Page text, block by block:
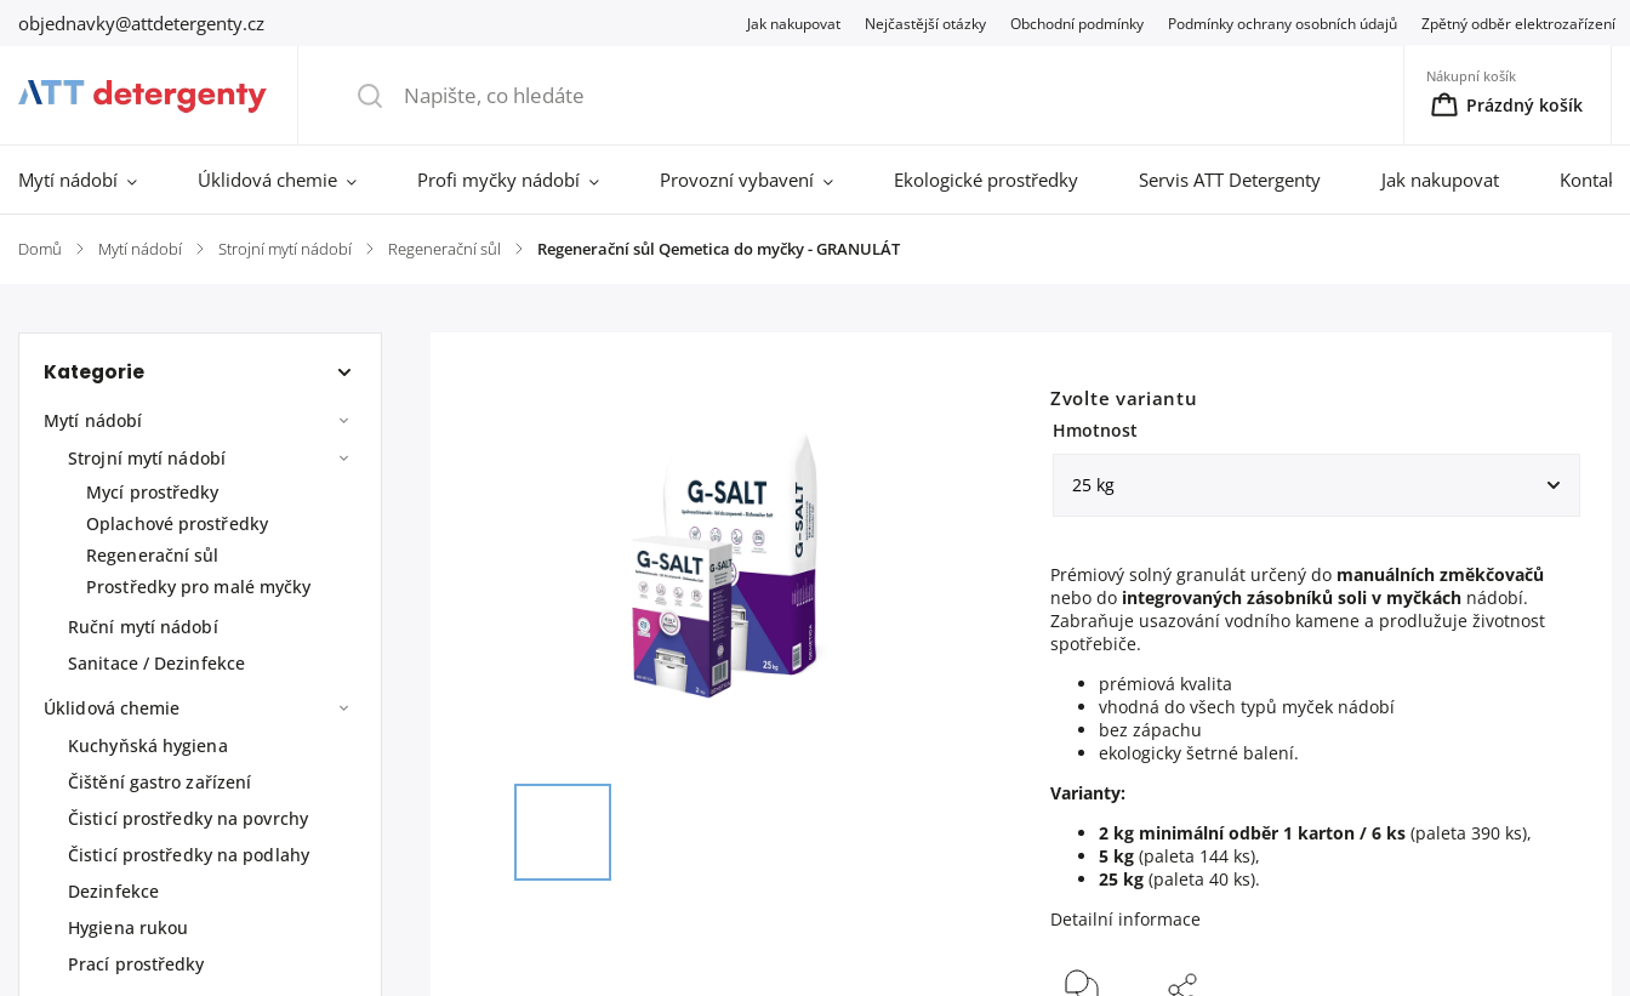
objednavky@attdetergenty.cz Jak nakupovat Nejčastější otázky Obchodní podmínky Podmínky ochrany osobních údajů Zpětný odběr elektrozařízení
Nákupní košík
Prázdný košík
Mytí nádobí Úklidová chemie Profi myčky nádobí Provozní vybavení Ekologické prostředky Servis ATT Detergenty Jak nakupovat
Domů / Mytí nádobí / Strojní mytí nádobí / Regenerační sůl / Regenerační sůl Qemetica do myčky - GRANULÁT
Kategorie
Mytí nádobí
Strojní mytí nádobí
Mycí prostředky
Oplachové prostředky
Regenerační sůl
Prostředky pro malé myčky
Ruční mytí nádobí
Sanitace / Dezinfekce
Úklidová chemie
Kuchyňská hygiena
Čištění gastro zařízení
Čisticí prostředky na povrchy
Čisticí prostředky na podlahy
Dezinfekce
Hygiena rukou
Prací prostředky
Zvolte variantu
Hmotnost
Prémiový solný granulát určený do manuálních změkčovačů
nebo do integrovaných zásobníků soli v myčkách nádobí.
Zabraňuje usazování vodního kamene a prodlužuje životnost
spotřebiče.
prémiová kvalita
vhodná do všech typů myček nádobí
bez zápachu
ekologicky šetrné balení.
Varianty:
2 kg minimální odběr 1 karton / 6 ks (paleta 390 ks),
5 kg (paleta 144 ks),
25 kg (paleta 40 ks).
Detailní informace